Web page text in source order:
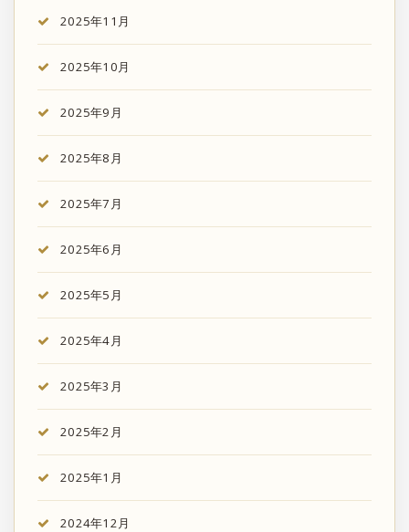
2025年11月
2025年10月
2025年9月
2025年8月
2025年7月
2025年6月
2025年5月
2025年4月
2025年3月
2025年2月
2025年1月
2024年12月